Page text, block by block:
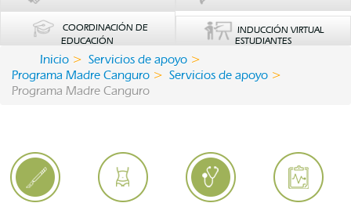
COORDINACIÓN DE
EDUCACIÓN
INDUCCIÓN VIRTUAL
ESTUDIANTES
Inicio
Servicios de apoyo
Programa Madre Canguro
Servicios de apoyo
Programa Madre Canguro